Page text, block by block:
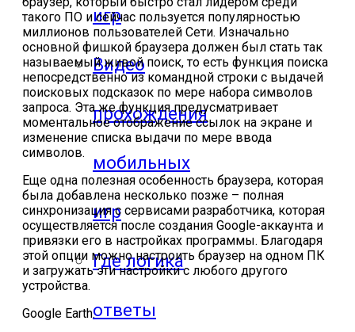
игр
Видео
прохождения
мобильных
игр
Где логика
ответы
такого ПО и сейчас пользуется популярностью
миллионов пользователей Сети. Изначально
основной фишкой браузера должен был стать так
называемый живой поиск, то есть функция поиска
непосредственно из командной строки с выдачей
поисковых подсказок по мере набора символов
запроса. Эта же функция предусматривает
моментальное отображение ссылок на экране и
изменение списка выдачи по мере ввода
символов.
Еще одна полезная особенность браузера, которая
была добавлена несколько позже – полная
синхронизация с сервисами разработчика, которая
осуществляется после создания Google-аккаунта и
привязки его в настройках программы. Благодаря
этой опции можно настроить браузер на одном ПК
и загружать эти настройки с любого другого
устройства.
Google Earth.